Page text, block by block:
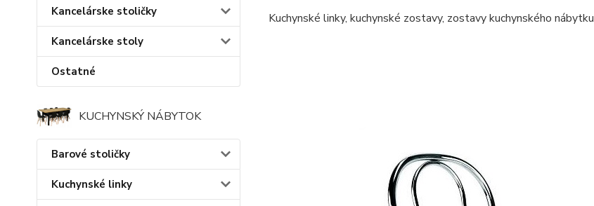
Kancelárske stoličky
Kancelárske stoly
Ostatné
KUCHYNSKÝ NÁBYTOK
Barové stoličky
Kuchynské linky
Kuchynské linky, kuchynské zostavy, zostavy kuchynského nábytku